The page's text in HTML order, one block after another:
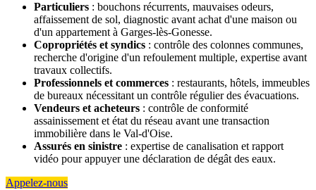
Particuliers : bouchons récurrents, mauvaises odeurs,
affaissement de sol, diagnostic avant achat d'une maison ou
d'un appartement à Garges-lès-Gonesse.
Copropriétés et syndics : contrôle des colonnes communes,
recherche d'origine d'un refoulement multiple, expertise avant
travaux collectifs.
Professionnels et commerces : restaurants, hôtels, immeubles
de bureaux nécessitant un contrôle régulier des évacuations.
Vendeurs et acheteurs : contrôle de conformité
assainissement et état du réseau avant une transaction
immobilière dans le Val-d'Oise.
Assurés en sinistre : expertise de canalisation et rapport
vidéo pour appuyer une déclaration de dégât des eaux.
Appelez-nous